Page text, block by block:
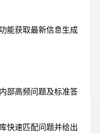
能获取最新信息生成
部高频问题及标准答
快速匹配问题并给出